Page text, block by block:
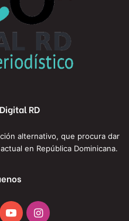
RD
alternativo, que procura dar
en República Dominicana.
YouTubeInstagram